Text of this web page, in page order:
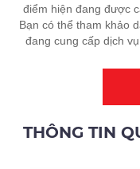
điểm hiện đang được
Bạn có thể tham khảo
đang cung cấp dịch
THÔNG TIN